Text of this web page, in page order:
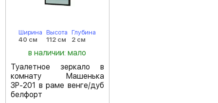
Ширина
40 см
Высота
112 см
Глубина
2 см
в наличии: мало
Туалетное зеркало в
комнату Машенька
ЗР-201 в раме венге/дуб
белфорт